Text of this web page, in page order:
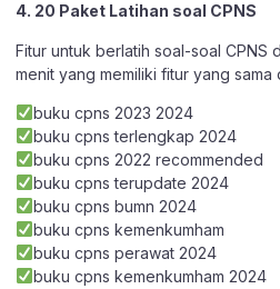
4. 20 Paket Latihan soal CPNS
Fitur untuk berlatih soal-soal CPNS
menit yang memiliki fitur yang sama
buku cpns 2023 2024
buku cpns terlengkap 2024
buku cpns 2022 recommended
buku cpns terupdate 2024
buku cpns bumn 2024
buku cpns kemenkumham
buku cpns perawat 2024
buku cpns kemenkumham 2024